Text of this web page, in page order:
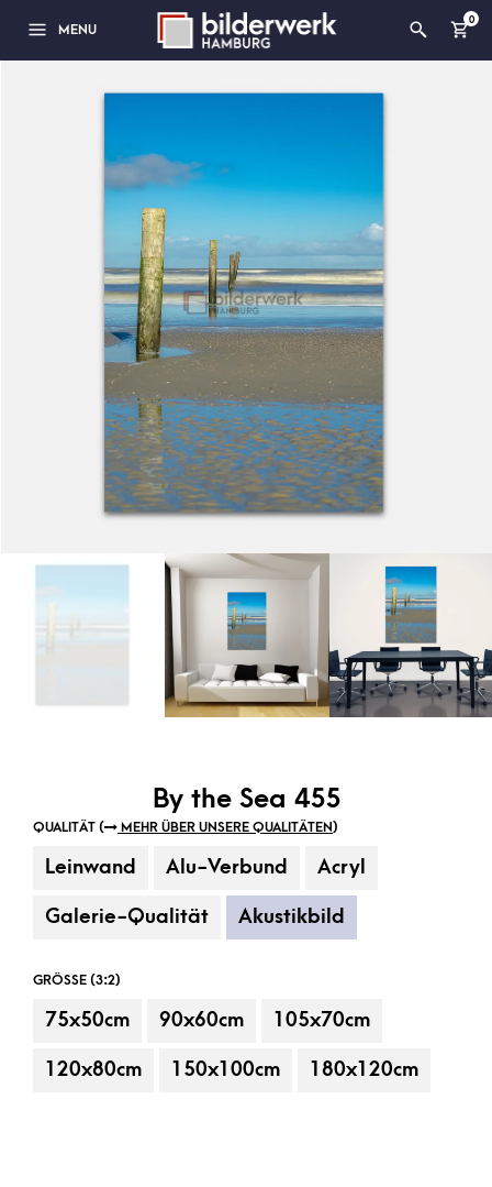
MENU
0
By the Sea 455
QUALITÄT ( MEHR ÜBER UNSERE QUALITÄTEN)
Leinwand Alu-Verbund Acryl
Galerie-Qualität Akustikbild
GRÖSSE (3:2)
75x50cm 90x60cm 105x70cm
120x80cm 150x100cm 180x120cm